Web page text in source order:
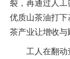
裂，再通过人
优质山茶油打
茶产业让增收与
工人在翻